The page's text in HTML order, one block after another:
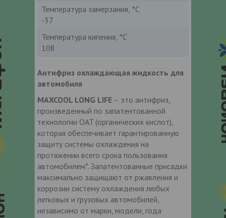
Температура замерзания, °С
-37
Температура кипения, °С
108
Антифриз охлаждающая жидкость для
автомобиля
MAXCOOL LONG LIFE – это антифриз,
произведенный по запатентованной
технологии OAT (органических кислот),
которая обеспечивает гарантированную
защиту системы охлаждения на
протяжении всего срока пользования
автомобилем*. Запатентованные присадки
максимально защищают от ржавления и
коррозии систему охлаждения любых
легковых и грузовых автомобилей,
независимо от марки, модели, года